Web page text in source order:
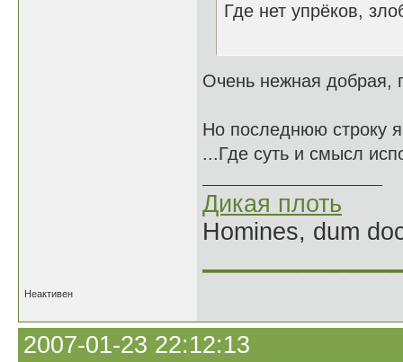
Где нет упрёков,
Очень нежная добрая,
Но последнюю строку
...Где суть и смысл
Дикая плоть
Homines, dum
Неактивен
2007-01-23 22:12:13